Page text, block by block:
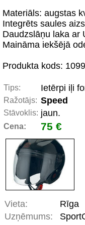
Materiāls: augstas
Integrēts saules
Daudzslāņu laka ar
Maināma iekšējā
Produkta kods:
Tips: Ietērpi iļi
Ražotājs: Speed
Stāvoklis: jaun.
Cena: 75 €
Vieta:
Rīga
Uzņēmums: